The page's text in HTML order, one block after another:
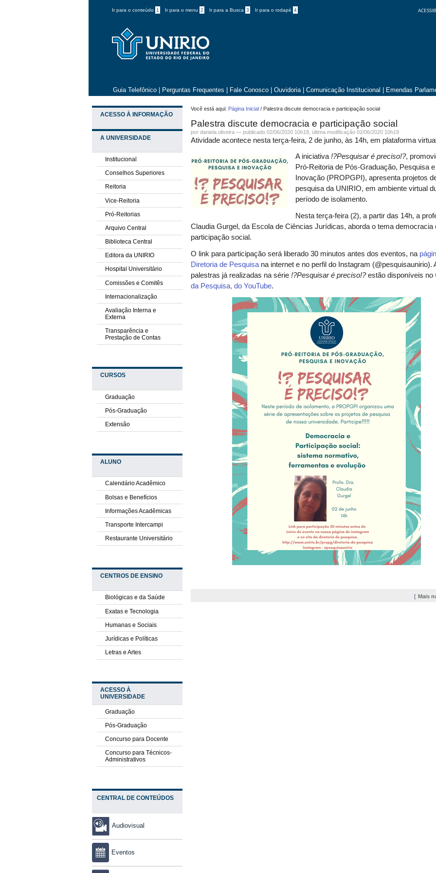
Ir para o conteúdo 1 Ir para o menu 2 Ir para a Busca 3 Ir para o rodapé 4
Guia Telefônico Perguntas Frequentes Fale Conosco Ouvidoria Comunicação Institucional Emendas
ACESSO À INFORMAÇÃO
A UNIVERSIDADE
Institucional
Conselhos Superiores
Reitoria
Vice-Reitoria
Pró-Reitorias
Arquivo Central
Biblioteca Central
Editora da UNIRIO
Hospital Universitário
Comissões e Comitês
Internacionalização
Avaliação Interna e
Externa
Transparência e
Prestação de Contas
CURSOS
Graduação
Pós-Graduação
Extensão
ALUNO
Calendário Acadêmico
Bolsas e Benefícios
Informações Acadêmicas
Transporte Intercampi
Restaurante Universitário
CENTROS DE ENSINO
Biológicas e da Saúde
Exatas e Tecnologia
Humanas e Sociais
Jurídicas e Políticas
Letras e Artes
ACESSO À
UNIVERSIDADE
Graduação
Pós-Graduação
Concurso para Docente
Concurso para Técnicos-
Administrativos
CENTRAL DE CONTEÚDOS
Audiovisual
Eventos
Você está aqui: Página Inicial / Palestra discute democracia e participação social
Palestra discute democracia e participação social
por daniela.oliveira —publicado 02/06/2020 10h18,última modificação 02/06/2020 10h19
Atividade acontece nesta terça-feira, 2 de junho, às 14h, em plataforma virtual
A iniciativa!?Pesquisar é preciso!?,
Pró-Reitoria de Pós-Graduação, Pesquisa e
Inovação (PROPGPI), apresenta projetos
pesquisa da UNIRIO, em ambiente virtual
período de isolamento.
Nesta terça-feira (2), a partir das 14h, a
Claudia Gurgel, da Escola de Ciências Jurídicas, aborda o tema democracia
participação social.
O link para participação será liberado 30 minutos antes dos eventos, na
Diretoria de Pesquisana internet e no perfil do Instagram (@pesquisaunirio).
palestras já realizadas na série!?Pesquisar é preciso!?estão disponíveis no
da Pesquisa, do YouTube.
Mais